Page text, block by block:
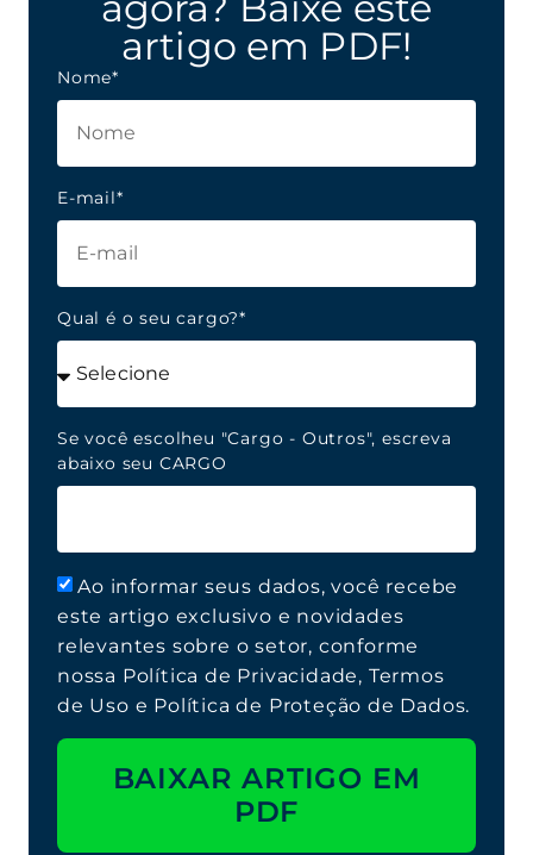
artigo em PDF!
Nome*
E-mail*
Qual é o seu cargo?*
Se você escolheu "Cargo - Outros", escreva
abaixo seu CARGO
Ao informar seus dados, você recebe
este artigo exclusivo e novidades
relevantes sobre o setor, conforme
nossa Política de Privacidade, Termos
de Uso e Política de Proteção de Dados.
BAIXAR ARTIGO EM
PDF